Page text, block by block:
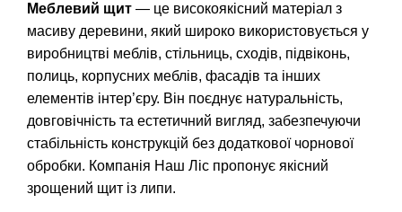
Меблевий щит — це високоякісний матеріал з
масиву деревини, який широко використовується у
виробництві меблів, стільниць, сходів, підвіконь,
полиць, корпусних меблів, фасадів та інших
елементів інтер’єру. Він поєднує натуральність,
довговічність та естетичний вигляд, забезпечуючи
стабільність конструкцій без додаткової чорнової
обробки. Компанія Наш Ліс пропонує якісний
зрощений щит із липи.